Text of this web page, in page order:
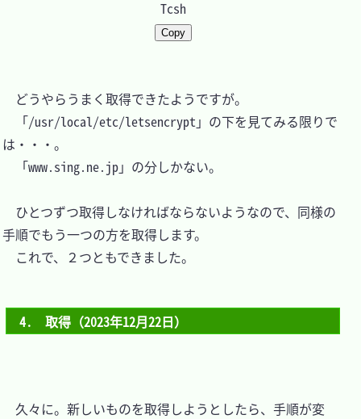
Tcsh
Copy
どうやらうまく取得できたようですが。
「/usr/local/etc/letsencrypt」の下を見てみる限りで
は・・・。
「www.sing.ne.jp」の分しかない。
ひとつずつ取得しなければならないようなので、同様の
手順でもう一つの方を取得します。
これで、２つともできました。
4.　取得（2023年12月22日）
久々に。新しいものを取得しようとしたら、手順が変